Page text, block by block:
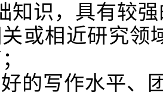
知识，具有较
或相近研究领
的写作水平、